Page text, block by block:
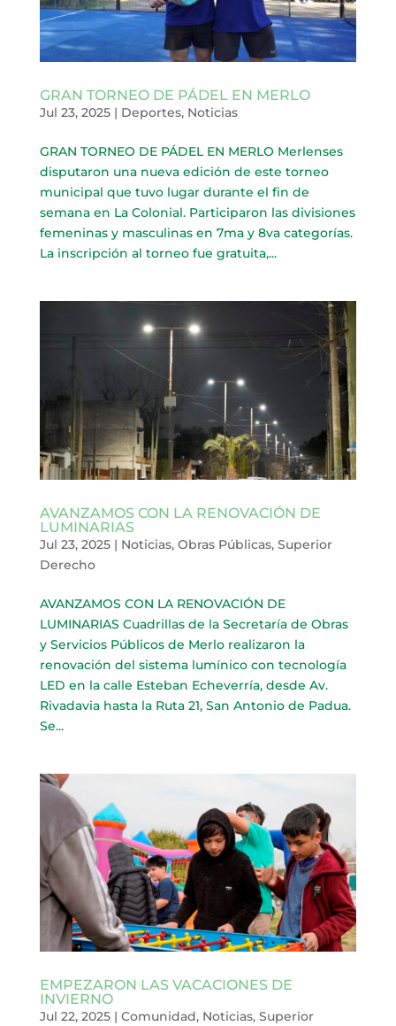
GRAN TORNEO DE PÁDEL EN MERLO
Jul 23, 2025| Deportes, Noticias
GRAN TORNEO DE PÁDEL EN MERLO Merlenses
disputaron una nueva edición de este torneo
municipal que tuvo lugar durante el fin de
semana en La Colonial. Participaron las divisiones
femeninas y masculinas en 7ma y 8va categorías.
La inscripción al torneo fue gratuita,...
AVANZAMOS CON LA RENOVACIÓN DE
LUMINARIAS
Jul 23, 2025| Noticias, Obras Públicas, Superior
Derecho
AVANZAMOS CON LA RENOVACIÓN DE
LUMINARIAS Cuadrillas de la Secretaría de Obras
y Servicios Públicos de Merlo realizaron la
renovación del sistema lumínico con tecnología
LED en la calle Esteban Echeverría, desde Av.
Rivadavia hasta la Ruta 21, San Antonio de Padua.
Se...
EMPEZARON LAS VACACIONES DE
INVIERNO
Jul 22, 2025| Comunidad, Noticias, Superior